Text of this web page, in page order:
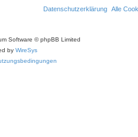
Alle
Datenschutzerklärung
Software © phpBB Limited
by WireSys